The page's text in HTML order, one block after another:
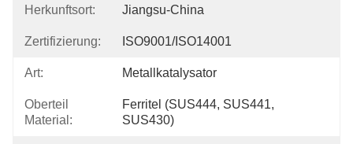
Herkunftsort: Jiangsu-China
Zertifizierung: ISO9001/ISO14001
Art: Metallkatalysator
Oberteil
Material:
Ferritel (SUS444, SUS441,
SUS430)